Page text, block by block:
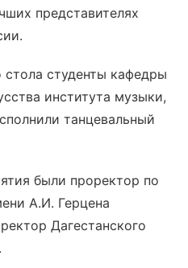
представителях
стола студенты кафедры
института музыки,
танцевальный
были проректор по
А.И. Герцена
Дагестанского